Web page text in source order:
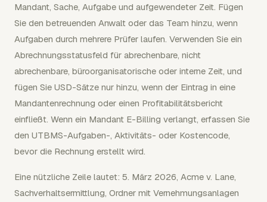
Mandant, Sache, Aufgabe und aufgewendeter Zeit. Fügen
Sie den betreuenden Anwalt oder das Team hinzu, wenn
Aufgaben durch mehrere Prüfer laufen. Verwenden Sie ein
Abrechnungsstatusfeld für abrechenbare, nicht
abrechenbare, büroorganisatorische oder interne Zeit, und
fügen Sie USD-Sätze nur hinzu, wenn der Eintrag in eine
Mandantenrechnung oder einen Profitabilitätsbericht
einfließt. Wenn ein Mandant E-Billing verlangt, erfassen Sie
den UTBMS-Aufgaben-, Aktivitäts- oder Kostencode,
bevor die Rechnung erstellt wird.
Eine nützliche Zeile lautet: 5. März 2026, Acme v. Lane,
Sachverhaltsermittlung, Ordner mit Vernehmungsanlagen